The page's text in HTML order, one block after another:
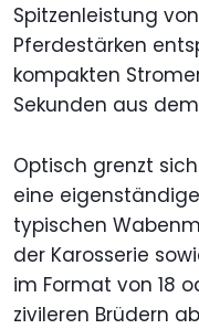
Spitzenleistung
Pferdestärken
kompakten
Sekunden aus
Optisch grenzt
eine
typischen
der Karosserie
im Format von 18
zivileren Brüdern